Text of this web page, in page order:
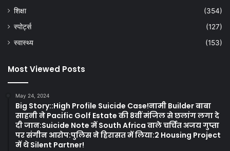
शिक्षा
(354)
स्पोर्ट्स
(127)
स्वास्थ्य
(153)
Most Viewed Posts
May 24, 2024
Big Story::High Profile Suicide Case!नामी Builder बाबा
साहनी ने Pacific Golf Estate की 8वीं मंजिल से छलांग लगा दे
दी जान:Suicide Note में South Africa वाले चर्चित अजय गुप्ता
पर संगीन आरोप:पुलिस ने हिरासत में लिया:2 Housing Project
में थे Silent Partner!